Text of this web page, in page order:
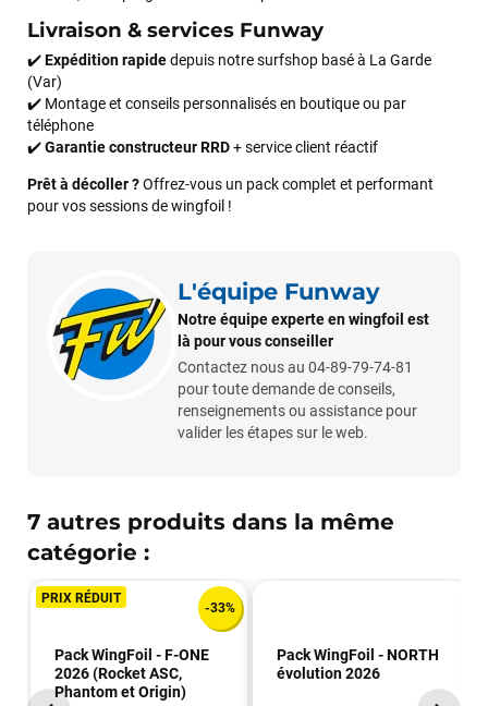
Livraison & services Funway
✔️Expédition rapidedepuis notre surfshop basé à La Garde
(Var)
✔️ Montage et conseils personnalisés en boutique ou par
téléphone
✔️Garantie constructeur RRD+ service client réactif
Prêt à décoller ?Offrez-vous un pack complet et performant
pour vos sessions de wingfoil !
L'équipe Funway
Notre équipe experte en wingfoil est
là pour vous conseiller
Contactez nous au 04-89-79-74-81
pour toute demande de conseils,
renseignements ou assistance pour
valider les étapes sur le web.
7 autres produits dans la même
catégorie :
PRIX RÉDUIT
-33%
Pack WingFoil - F-ONE
2026 (Rocket ASC,
Phantom et Origin)
Pack WingFoil - NORTH
évolution 2026
sur le matériel à choisir, et m’a même offert du matériel en
plus. Niveau réactivité, c’est au top : la commande est partie
le lendemain, et j’ai bien reçu tout le matériel dans un colis
propre et soigné. Plus qu’à tester ça sur l’eau ! Je
recommande vivement ce magasin pour son
professionnalisme et sa réactivité.
Sébastien BACHELIER
il y a un mois
Cela faisait 6 mois que je galérais à remplacer ma board eux
encore pour cette severne dyno !
Maronui RICHMOND
il y a 3 mois
J'ai acheté une voile d'occasion depuis Tahiti. Super service.
L'envoi a été rapide. La voile est arrivée en super état.